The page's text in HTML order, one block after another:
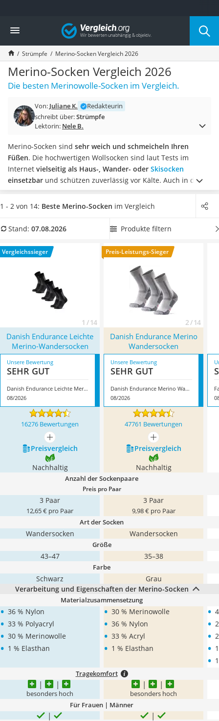
Die beliebtesten Vergleiche nach Kategorie
Mode
Boxershorts
Cellulite-Leggings
Herrensocken
Polarisierte Sonnenbrille
Hausschuhe Herren
Suunto-Uhr
Überzieh-Sonnenbrille
Sneaker Herren
Geldbörse Herren
Knirps-Regenschirm
Periodenunterwäsche
RFID-Schutzkarte
Motorradbrillen
Ausweishülle
Beheizbare Handschuhe
Gesundheitsschuhe
Vergleich
Strümpfe Merino-Socken Vergleich 2026
Merino-Socken Vergleich 2026
Die besten Merinowolle-Socken im Vergleich.
Von: Juliane K.
Redakteurin
schreibt über:Strümpfe
Lektorin: Nele B.
Merino-Socken sind sehr weich und schmeicheln Ihren
Füßen. Die hochwertigen Wollsocken sind laut Tests im
Internet vielseitig als Haus-, Wander- oder Skisocken
einsetzbar und schützen zuverlässig vor Kälte. Auch in den
Sommermonaten sollten Socken aus Merinowolle zu Ihrer
Outdoor-Ausrüstung zählen, da diese Schweiß und
unangenehm auf der Haut kratzen.Wählen Sie jetzt eine
Sie immer ein Ersatzpaar parat haben. Überzeugt hat uns
hier im August 2026 besonders das ModellDanish Endurance
Leichte Merino-Wandersocken
mit seinen Eigenschaften.
1 - 2 von 14: Beste Merino-Socken im Vergleich
Stand: 07.08.2026 Produkte filtern
Vergleichssieger
1 / 14
Preis-Leistungs-Sieger
2 / 14
Danish Endurance Leichte
Merino-Wandersocken
Danish Endurance Merino
Wandersocken
Unsere Bewertung
SEHR GUT
Danish Endurance Leichte Merino-Wandersocken
08/2026
Unsere Bewertung
SEHR GUT
Danish Endurance Merino Wandersocken
08/2026
16276 Bewertungen 47761 Bewertungen
mehr anzeigen
mehr anzeigen
Preis­vergleich
Preis­vergleich
Nachhaltig Nachhaltig
Anzahl der Sockenpaare
Preis pro Paar
3 Paar
12,65 € pro Paar
3 Paar
9,98 € pro Paar
Art der Socken
Wandersocken Wandersocken
Größe
43–47 35–38
Farbe
Schwarz
Grau
Verarbeitung und Eigenschaften der Merino-Socken
Materialzusammensetzung
• 36 % Nylon
• 33 % Polyacryl
• 30 % Merinowolle
• 1 % Elasthan
• 30 % Merinowolle
• 36 % Nylon
• 33 % Acryl
• 1 % Elasthan
•
•
•
•
•
Tragekomfort
besonders hoch besonders hoch
Für Frauen | Männer